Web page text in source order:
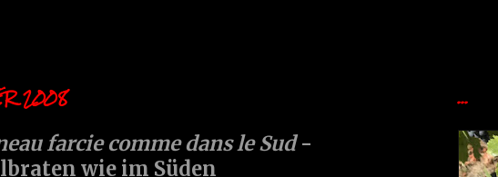
2008
farcie comme dans le Sud-
wie im Süden
...